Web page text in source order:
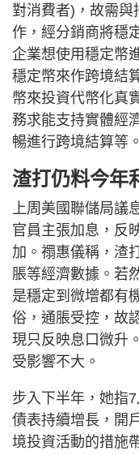
對消費者)，故需與
作，經分銷商將穩
企業想使用穩定幣
穩定幣來作跨境結
幣來投資代幣化真
務求能支持實體經
暢進行跨境結算等。
渣打仍料今年
上周美國聯儲局議
官員主張加息，反
加。禤惠儀稱，渣
脹等經濟數據。若
是穩定到微增都有
俗，通脹受控，故
現只反映息口微升
受影響不大。
步入下半年，她指
債表持續增長，開
境投資活動的措施